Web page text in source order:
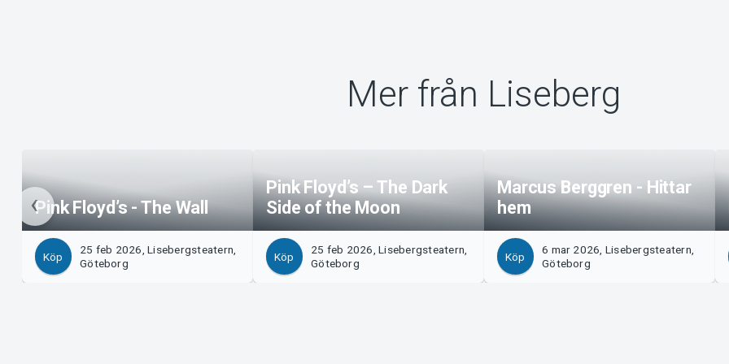
Mer från Liseberg
Pink Floyd’s - The Wall
Köp
25 feb 2026, Lisebergsteatern,
Göteborg
Pink Floyd’s – The Dark
Side of the Moon
Köp
25 feb 2026, Lisebergsteatern,
Göteborg
Marcus Berggren - Hittar
hem
Köp
6 mar 2026, Lisebergsteatern,
Göteborg